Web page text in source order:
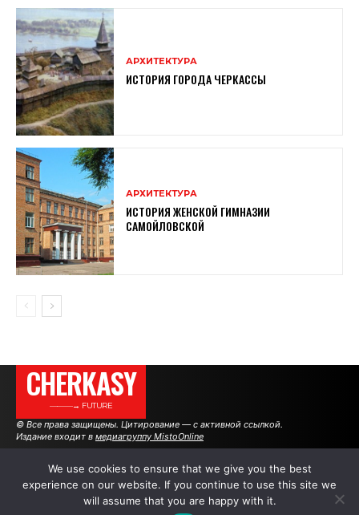
АРХИТЕКТУРА
ИСТОРИЯ ГОРОДА ЧЕРКАССЫ
АРХИТЕКТУРА
ИСТОРИЯ ЖЕНСКОЙ ГИМНАЗИИ
САМОЙЛОВСКОЙ
CHERKASY
———→ FUTURE
© Все права защищены. Цитирование — с активной ссылкой.
Издание входит в медиагруппу MistoOnline
АВТОРЫ РЕКЛАМА НА САЙТЕ
We use cookies to ensure that we give you the best
experience on our website. If you continue to use this site we
will assume that you are happy with it.